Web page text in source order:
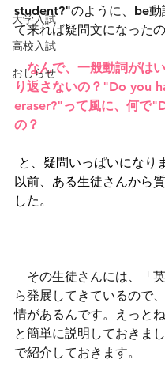
大学入試
高校入試
おしらせ
student?"のように、be動
て来れば疑問文になったの
なんで、一般動詞がは
り返さないの？"Do you
eraser?"って風に、何で
の？
と、疑問いっぱいになり
以前、ある生徒さんから
した。
その生徒さんには、「
ら発展してきているので
情があるんです。えっとね
と簡単に説明しておきま
で紹介しておきます。